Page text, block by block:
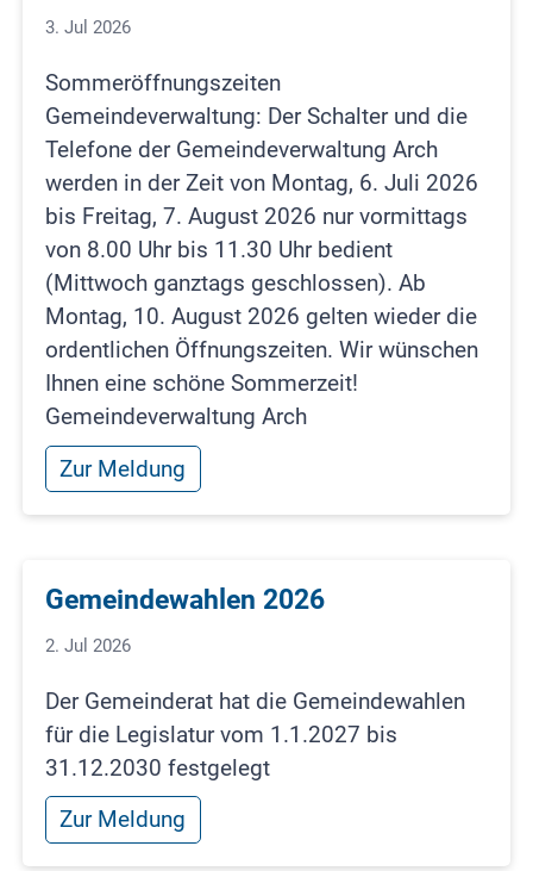
3. Jul 2026
Sommeröffnungszeiten
Gemeindeverwaltung: Der Schalter und die
Telefone der Gemeindeverwaltung Arch
werden in der Zeit von Montag, 6. Juli 2026
bis Freitag, 7. August 2026 nur vormittags
von 8.00 Uhr bis 11.30 Uhr bedient
(Mittwoch ganztags geschlossen). Ab
Montag, 10. August 2026 gelten wieder die
ordentlichen Öffnungszeiten. Wir wünschen
Ihnen eine schöne Sommerzeit!
Gemeindeverwaltung Arch
Zur Meldung
Gemeindewahlen 2026
2. Jul 2026
Der Gemeinderat hat die Gemeindewahlen
für die Legislatur vom 1.1.2027 bis
31.12.2030 festgelegt
Zur Meldung